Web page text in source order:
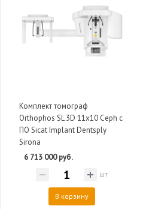
Комплект томограф
Orthophos SL 3D 11x10 Ceph с
ПО Sicat Implant Dentsply
Sirona
6 713 000 руб.
шт
В корзину